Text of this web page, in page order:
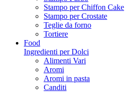
Stampo per Chiffon Cake
Stampo per Crostate
Teglie da forno
Tortiere
Food
Ingredienti per Dolci
Alimenti Vari
Aromi
Aromi in pasta
Canditi